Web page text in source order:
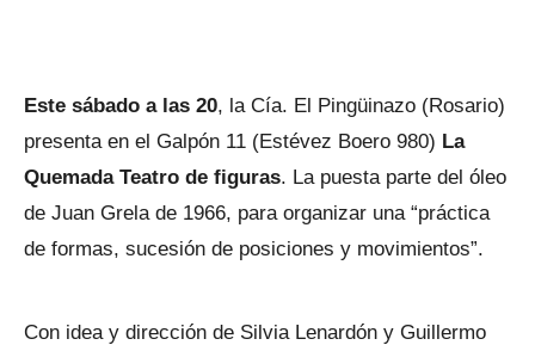
Este sábado a las 20, la Cía. El Pingüinazo (Rosario)
presenta en el Galpón 11 (Estévez Boero 980) La
Quemada Teatro de figuras. La puesta parte del óleo
de Juan Grela de 1966, para organizar una “práctica
de formas, sucesión de posiciones y movimientos”.
Con idea y dirección de Silvia Lenardón y Guillermo